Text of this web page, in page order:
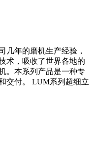
几年的磨机生产经验，
术，吸收了世界各地的
。本系列产品是一种专
交付。 LUM系列超细立